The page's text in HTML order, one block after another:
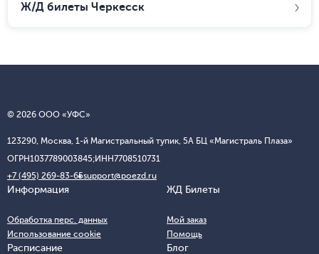
Ж/Д билеты Черкесск
© 2026 ООО «УФС»
123290, Москва, 1-й Магистральный тупик, 5А БЦ «Магистраль Плаза»
ОГРН1037789003845;ИНН7708510731
+7 (495) 269-83-65support@poezd.ru
Информация
Обработка перс. данных
Использование cookie
ЖД Билеты
Мой заказ
Помощь
Расписание Блог